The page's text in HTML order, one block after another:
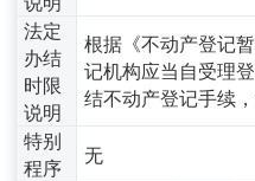
法定
办结
时限
说明
根据《不动产登记
记机构应当自受理
结不动产登记手续
特别
程序
无